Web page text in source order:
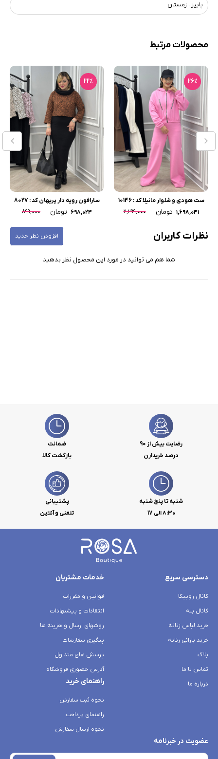
پاییز ، زمستان
محصولات مرتبط
26٪
ست هودی و شلوار مانیلا کد : 10146
۱,۶۹۸,۰۴۱ تومان ۲,۲۹۹,۰۰۰
22٪
سارافون رویه دار پریهان کد : 8027
۶۹۸,۰۲۴ تومان ۸۹۹,۰۰۰
نظرات کاربران افزودن نظر جدید
شما هم می توانید در مورد این محصول نظر بدهید
رضایت بیش از 90
درصد خریدارن
ضمانت
بازگشت کالا
شنبه تا پنج شنبه
۸:۳۰ الی 17
پشتیبانی
تلفنی و آنلاین
دسترسی سریع
کانال روبیکا
کانال بله
خرید لباس زنانه
خرید بارانی زنانه
بلاگ
تماس با ما
درباره ما
خدمات مشتریان
قوانین و مقررات
انتقادات و پیشنهادات
روشهای ارسال و هزینه ها
پیگیری سفارشات
پرسش های متداول
آدرس حضوری فروشگاه
راهنمای خرید
نحوه ثبت سفارش
راهنمای پرداخت
نحوه ارسال سفارش
عضویت در خبرنامه